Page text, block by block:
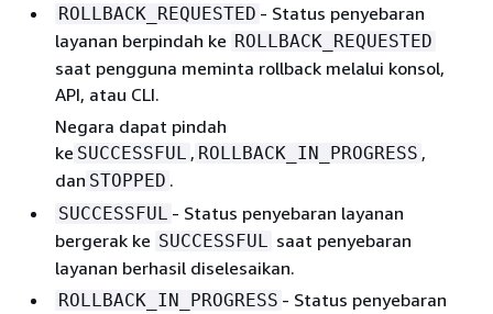
ROLLBACK_REQUESTED - Status penyebaran
layanan berpindah ke ROLLBACK_REQUESTED
saat pengguna meminta rollback melalui konsol,
API, atau CLI.
Negara dapat pindah
ke SUCCESSFUL , ROLLBACK_IN_PROGRESS ,
dan STOPPED .
SUCCESSFUL - Status penyebaran layanan
bergerak ke SUCCESSFUL
saat penyebaran
layanan berhasil diselesaikan.
ROLLBACK_IN_PROGRESS - Status penyebaran